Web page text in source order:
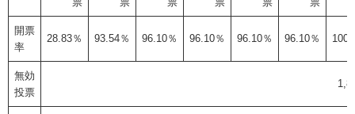
開票
率
28.83％ 93.54％ 96.10％ 96.10％ 96.10％ 96.10％
無効
投票